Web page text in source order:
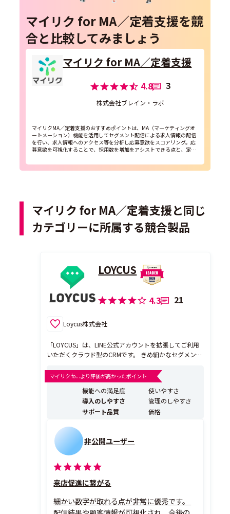
マイリク for MA／定着支援を競
合と比較してみましょう
マイリク for MA／定着支援
4.8 3
株式会社ブレイン・ラボ
マイリクMA／定着支援のおすすめポイントは、MA（マーケティングオ
ートメーション）機能を活用してセグメント配信による求人情報の配信
を行い、求人情報へのアクセス等を分析し応募意欲をスコアリング。応
募意欲を可視化することで、採用数を増加をアシストできる点と、定着
マイリク for MA／定着支援と同じ
カテゴリーに所属する競合製品
LOYCUS
4.3 21
Loycus株式会社
「LOYCUS」は、LINE公式アカウントを拡張してご利用
いただくクラウド型のCRMです。 きめ細かなセグメント
「最適なお客様」へ 「最適なメッセージ」を配信するこ
とができます。 ー LOYCUSの3つのポイント ー 1.自動化
『シナリオ配信・問い合...
マイリク fo...より評価が高かったポイント
機能への満足度
使いやすさ
導入のしやすさ
管理のしやすさ
サポート品質
価格
非公開ユーザー
来店促進に繋がる
細かい数字が取れる点が非常に優秀です。